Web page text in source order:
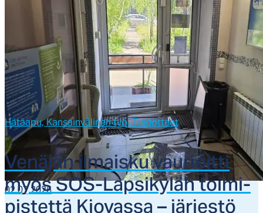
02.07.2026
Hätäapu,Kansainvälinen työ,Tiedotteet
Ve­nä­jän il­mais­ku vau­rioit­ti
myös SOS-Lap­si­ky­län toi­mi­